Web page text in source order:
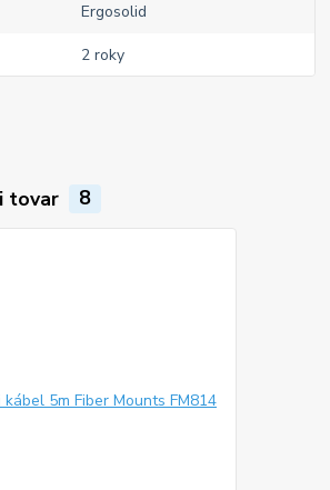
Ergosolid
2 roky
tovar 8